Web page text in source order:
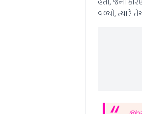
વળ્યો, ત્યારે